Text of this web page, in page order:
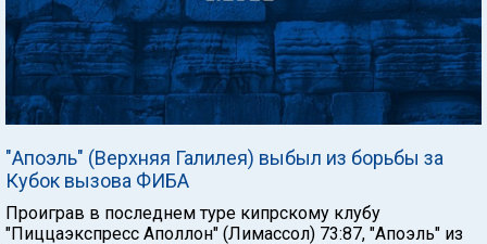
"Апоэль" (Верхняя Галилея) выбыл из борьбы за
Кубок вызова ФИБА
Проиграв в последнем туре кипрскому клубу
"Пиццаэкспресс Аполлон" (Лимассол) 73:87, "Апоэль" из